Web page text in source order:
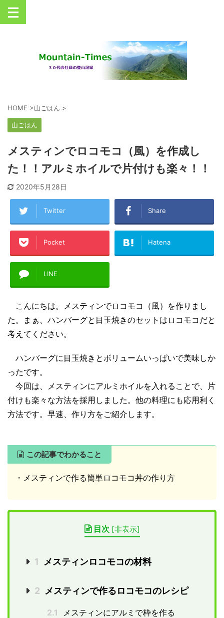
HOME >山ごはん >
山ごはん
メスティンでロコモコ（風）を作成し
た！！アルミホイルで片付けも楽々！！
2020年5月28日
Twitter Share
Pocket Hatena
LINE
こんにちは。
メスティンでロコモコ（風）を作りまし
た。まぁ、ハンバーグと目玉焼きのセットはロコモコだと
考えてください。
ハンバーグに目玉焼きとボリュームいっぱいで美味しか
ったです。
今回は、メスティンにアルミホイルを入れることで、片
付けも楽々な方法を採用しました。他の料理にも応用利く
方法です。早速、作り方をご紹介します。
この記事でわかること
・メスティンで作る簡単ロコモコ丼の作り方
目次 [非表示]
1 メスティンロコモコの材料
2 メスティンで作るロコモコのレシピ
2.1 メスティンにアルミで枠を作る